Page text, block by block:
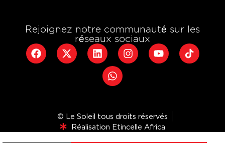
Rejoignez notre communauté sur les
réseaux sociaux
© Le Soleil tous droits réservés
Réalisation Etincelle Africa